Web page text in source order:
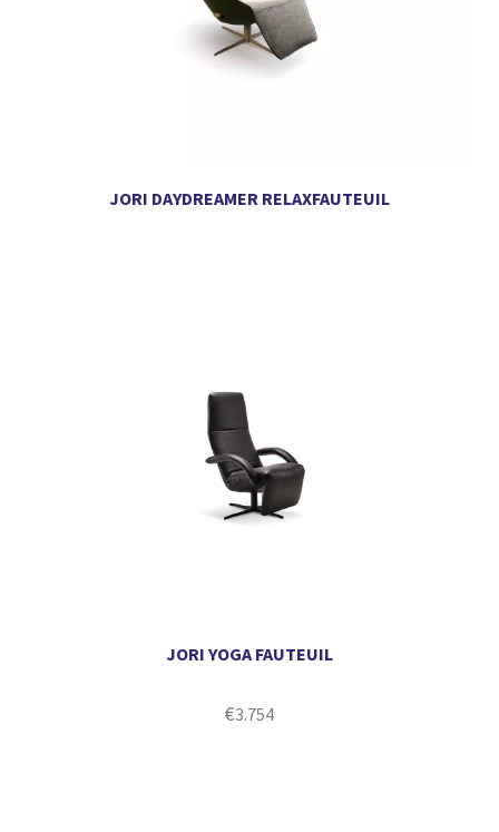
JORI DAYDREAMER RELAXFAUTEUIL
JORI YOGA FAUTEUIL
€3.754